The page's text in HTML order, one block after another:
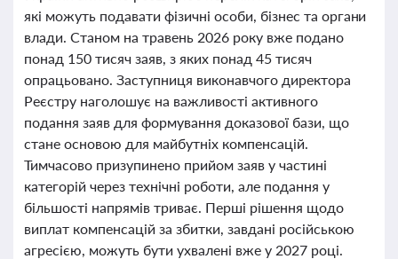
які можуть подавати фізичні особи, бізнес та органи
влади. Станом на травень 2026 року вже подано
понад 150 тисяч заяв, з яких понад 45 тисяч
опрацьовано. Заступниця виконавчого директора
Реєстру наголошує на важливості активного
подання заяв для формування доказової бази, що
стане основою для майбутніх компенсацій.
Тимчасово призупинено прийом заяв у частині
категорій через технічні роботи, але подання у
більшості напрямів триває. Перші рішення щодо
виплат компенсацій за збитки, завдані російською
агресією, можуть бути ухвалені вже у 2027 році.